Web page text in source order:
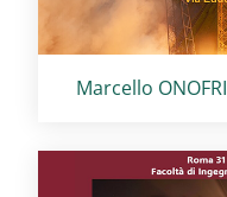
Titolo card:
Marcello ONOFRI